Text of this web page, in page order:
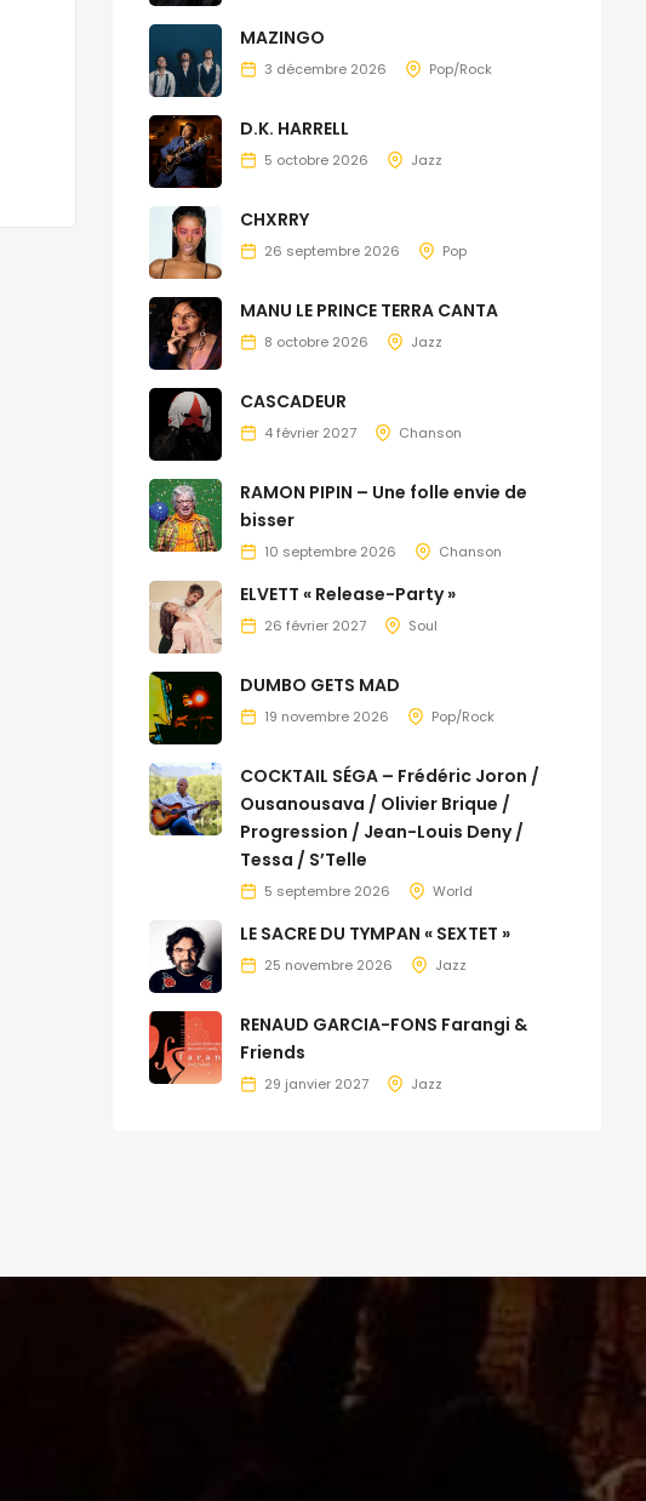
MAZINGO
3 décembre 2026 Pop/Rock
D.K. HARRELL
5 octobre 2026 Jazz
CHXRRY
26 septembre 2026 Pop
MANU LE PRINCE TERRA CANTA
8 octobre 2026 Jazz
CASCADEUR
4 février 2027 Chanson
RAMON PIPIN – Une folle envie de
bisser
10 septembre 2026 Chanson
ELVETT « Release-Party »
26 février 2027 Soul
DUMBO GETS MAD
19 novembre 2026 Pop/Rock
COCKTAIL SÉGA – Frédéric Joron /
Ousanousava / Olivier Brique /
Progression / Jean-Louis Deny /
Tessa / S’Telle
5 septembre 2026 World
LE SACRE DU TYMPAN « SEXTET »
25 novembre 2026 Jazz
RENAUD GARCIA-FONS Farangi &
Friends
29 janvier 2027 Jazz